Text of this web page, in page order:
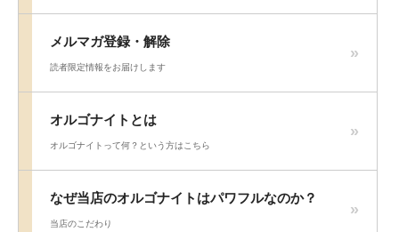
メルマガ登録・解除
読者限定情報をお届けします
オルゴナイトとは
オルゴナイトって何？という方はこちら
なぜ当店のオルゴナイトはパワフルなのか？
当店のこだわり